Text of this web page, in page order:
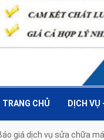
TRANG CHỦ DỊCH VỤ
giá dịch vụ sửa chữa